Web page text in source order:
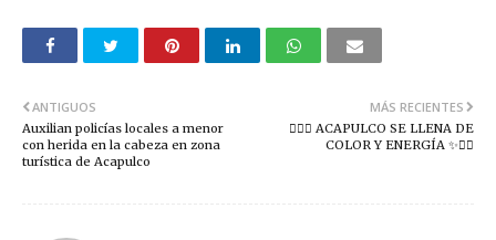
MÁS RECIENTES
🚴‍♀️✨ ACAPULCO SE LLENA DE
COLOR Y ENERGÍA ✨🏃‍♂️
ANTIGUOS
Auxilian policías locales a menor
con herida en la cabeza en zona
turística de Acapulco